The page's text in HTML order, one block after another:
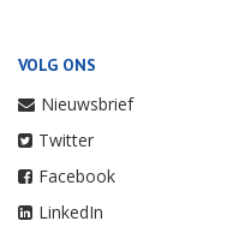
VOLG ONS
Nieuwsbrief
Twitter
Facebook
LinkedIn